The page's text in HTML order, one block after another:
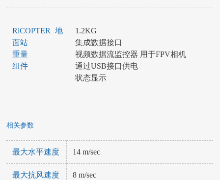
RiCOPTER 地
面站
重量
组件
1.2KG
集成数据接口
视频数据流监控器 用于FPV相机
通过USB接口供电
状态显示
相关参数
最大水平速度 14 m/sec
最大抗风速度 8 m/sec